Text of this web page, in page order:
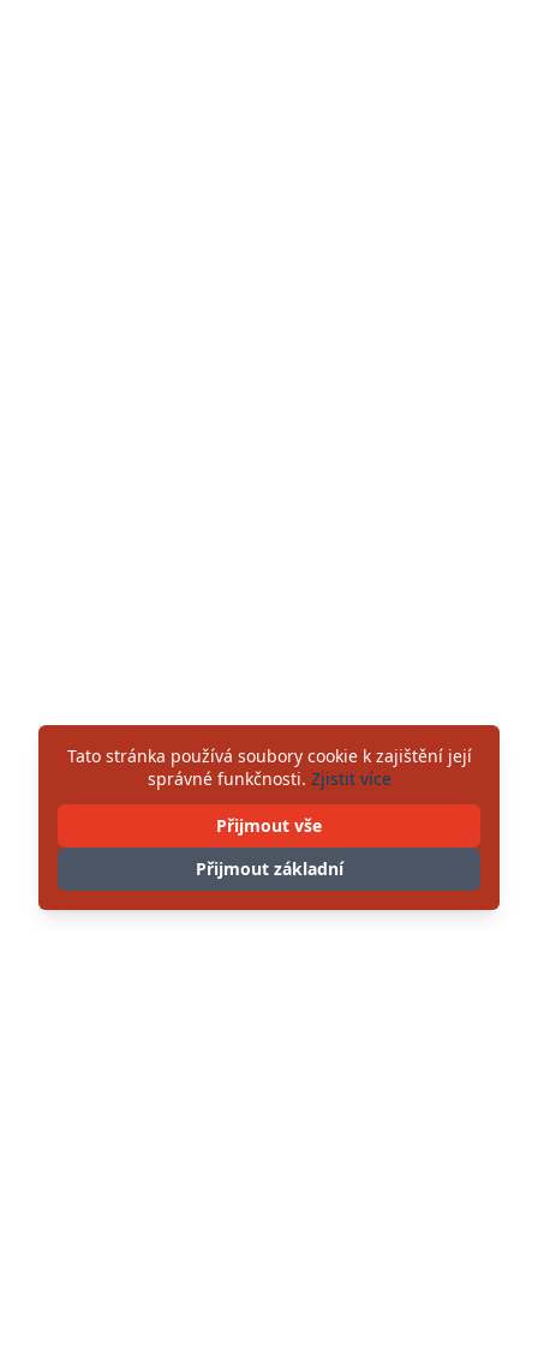
Tato stránka používá soubory cookie k zajištění její
správné funkčnosti. Zjistit více
Přijmout vše
Přijmout základní